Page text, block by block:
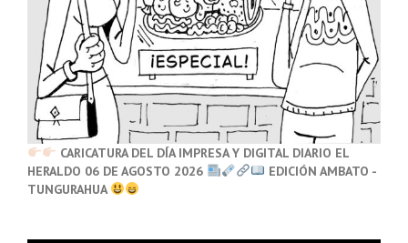
CARICATURA DEL DÍA IMPRESA Y DIGITAL DIARIO EL
HERALDO 06 DE AGOSTO 2026
EDICIÓN AMBATO -
TUNGURAHUA